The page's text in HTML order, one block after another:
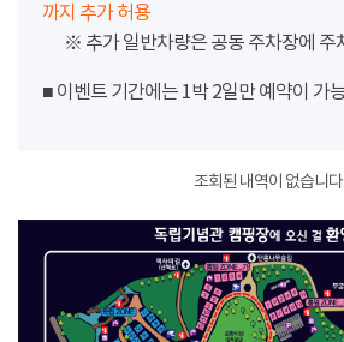
까지 추가 허용
※ 추가 일반차량은 공동 주차장에 주
■ 이벤트 기간에는 1박 2일만 예약이 가
조회된 내역이 없습니다.